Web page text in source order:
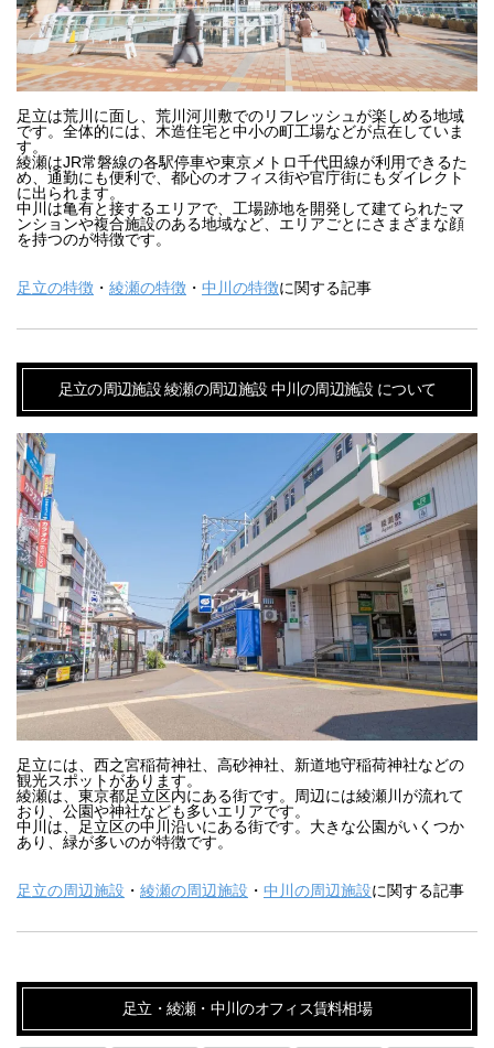
足立は荒川に面し、荒川河川敷でのリフレッシュが楽しめる地域
です。全体的には、木造住宅と中小の町工場などが点在していま
す。
綾瀬はJR常磐線の各駅停車や東京メトロ千代田線が利用できるた
め、通勤にも便利で、都心のオフィス街や官庁街にもダイレクト
に出られます。
中川は亀有と接するエリアで、工場跡地を開発して建てられたマ
ンションや複合施設のある地域など、エリアごとにさまざまな顔
を持つのが特徴です。
足立の特徴 ・ 綾瀬の特徴 ・ 中川の特徴に関する記事
足立の周辺施設綾瀬の周辺施設 中川の周辺施設 について
足立には、西之宮稲荷神社、高砂神社、新道地守稲荷神社などの
観光スポットがあります。
綾瀬は、東京都足立区内にある街です。周辺には綾瀬川が流れて
おり、公園や神社なども多いエリアです。
中川は、足立区の中川沿いにある街です。大きな公園がいくつか
あり、緑が多いのが特徴です。
足立の周辺施設 ・ 綾瀬の周辺施設 ・ 中川の周辺施設に関する記事
足立・綾瀬・中川のオフィス賃料相場